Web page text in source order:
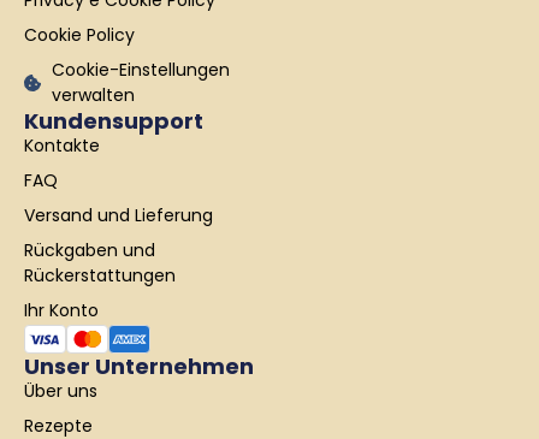
f
Kundensupport
Kontakte
FAQ
Versand und Lieferung
Rückgaben und
Rückerstattungen
Ihr Konto
Cookie Policy
Cookie-Einstellungen
verwalten
Unser Unternehmen
Über uns
Rezepte